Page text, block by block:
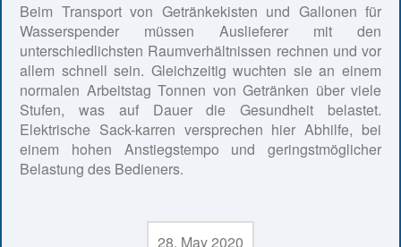
Beim Transport von Getränkekisten und Gallonen für
Wasserspender müssen Auslieferer mit den
unterschiedlichsten Raumverhältnissen rechnen und vor
allem schnell sein. Gleichzeitig wuchten sie an einem
normalen Arbeitstag Tonnen von Getränken über viele
Stufen, was auf Dauer die Gesundheit belastet.
Elektrische Sack-karren versprechen hier Abhilfe, bei
einem hohen Anstiegstempo und geringstmöglicher
Belastung des Bedieners.
28. May 2020